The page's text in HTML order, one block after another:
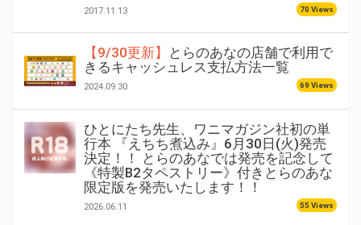
2017.11.13 70 Views
【9/30更新】
とらのあなの店舗で利用で
きるキャッシュレス支払方法一覧
2024.09.30 69 Views
ひとにたち先生、ワニマガジン社初の単
行本 『えちち煮込み』6月30日(火)発売
決定！！ とらのあなでは発売を記念して
《特製B2タペストリー》付きとらのあな
限定版を発売いたします！！
2026.06.11 55 Views